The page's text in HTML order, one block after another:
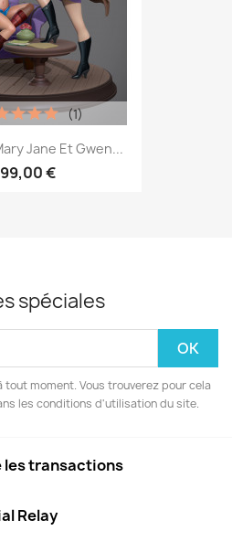
Jane Et Gwen...
99,00 €
(1)
spéciales
tout moment. Vous trouverez pour cela
les conditions d'utilisation du site.
les transactions
Relay